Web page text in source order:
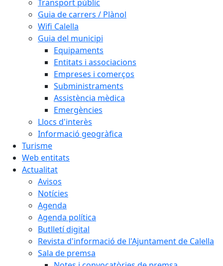
Transport públic
Guia de carrers / Plànol
Wifi Calella
Guia del municipi
Equipaments
Entitats i associacions
Empreses i comerços
Subministraments
Assistència mèdica
Emergències
Llocs d'interès
Informació geogràfica
Turisme
Web entitats
Actualitat
Avisos
Notícies
Agenda
Agenda política
Butlletí digital
Revista d'informació de l'Ajuntament de Calella
Sala de premsa